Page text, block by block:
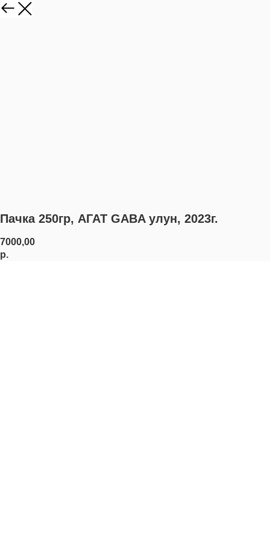
Пачка 250гр, АГАТ GABA улун, 2023г.
7000,00
р.